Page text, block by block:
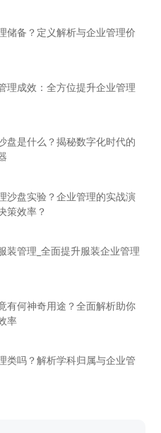
储备？定义解析与企业管理价
理成效：全方位提升企业管理
盘是什么？揭秘数字化时代的
沙盘实验？企业管理的实战演
策效率？
装管理_全面提升服装企业管理
有何神奇用途？全面解析助你
率
类吗？解析学科归属与企业管